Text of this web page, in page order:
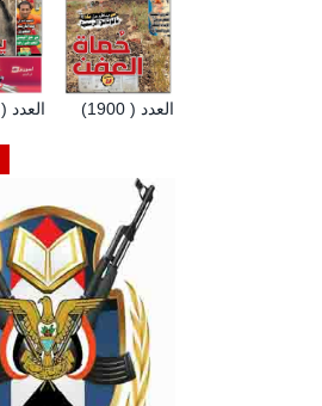
العدد ( 1901) العدد ( 1900)